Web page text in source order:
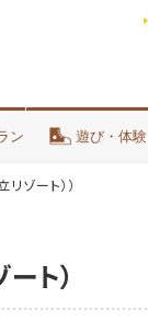
ン 遊び・体験
ゾート））
ト）